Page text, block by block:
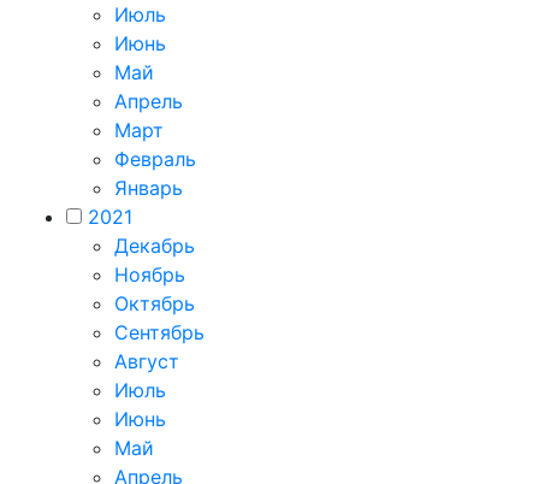
Июль
Июнь
Май
Апрель
Март
Февраль
Январь
2021
Декабрь
Ноябрь
Октябрь
Сентябрь
Август
Июль
Июнь
Май
Апрель